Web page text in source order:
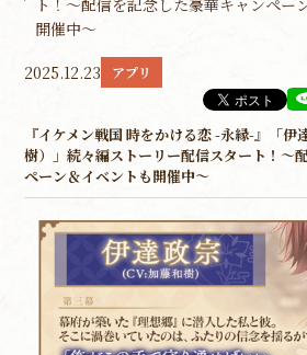
ト！～配信を記念した豪華キャンペー
開催中～
2025.12.23
アプリ
『イケメン戦国 時をかける恋 -永縁-』「
樹）」続々編ストーリー配信スタート！～
ペーン＆イベントも開催中～